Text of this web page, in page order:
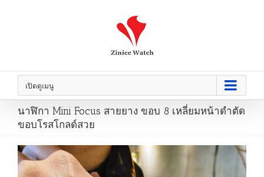
เปิดดูเมนู
นาฬิกา Mini Focus สายยาง ขอบ 8 เหลี่ยมหน้าดำตัด
ขอบโรสโกลด์สวย